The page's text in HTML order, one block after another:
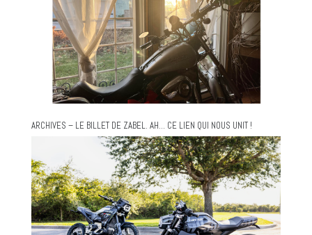
ARCHIVES – LE BILLET DE ZABEL. AH… CE LIEN QUI NOUS UNIT !